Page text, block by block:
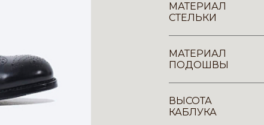
МАТЕРИАЛ
СТЕЛЬКИ
МАТЕРИАЛ
ПОДОШВЫ
ВЫСОТА
КАБЛУКА